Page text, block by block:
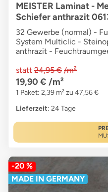
MEISTER Laminat -
Schiefer anthrazit
32 Gewerbe (normal) -
System Multiclic -
anthrazit -
statt 24,95 € /m²
19,90 € /m²
1 Paket: 2,39 m² zu 47,56 €
Lieferzeit: 24 Tage
-20 %
MADE IN GERMANY